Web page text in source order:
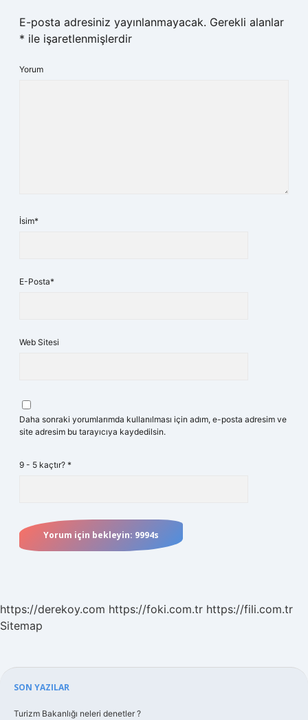
E-posta adresiniz yayınlanmayacak. Gerekli alanlar
* ile işaretlenmişlerdir
Yorum
İsim*
E-Posta*
Web Sitesi
Daha sonraki yorumlarımda kullanılması için adım, e-posta adresim ve
site adresim bu tarayıcıya kaydedilsin.
9 - 5 kaçtır? *
https://derekoy.com https://foki.com.tr https://fili.com.tr
Sitemap
Sidebar
SON YAZILAR
Turizm Bakanlığı neleri denetler ?